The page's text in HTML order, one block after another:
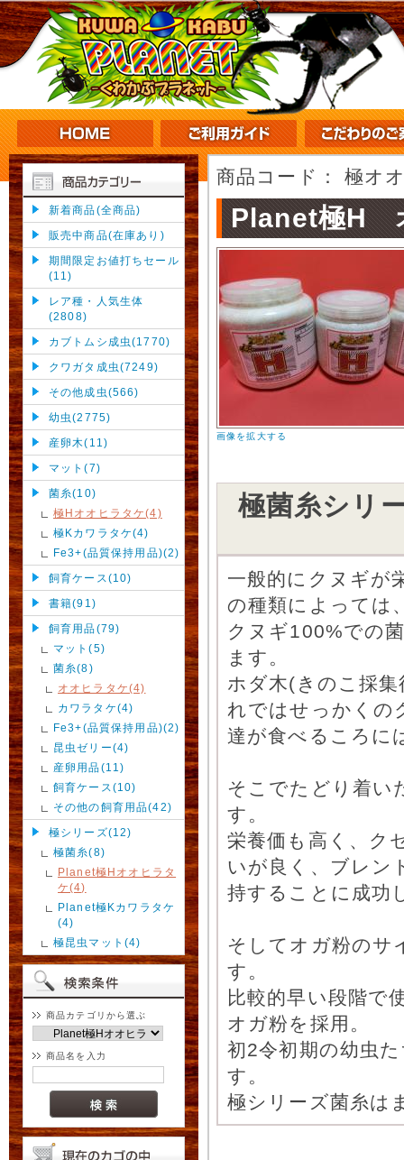
新着商品(全商品)
販売中商品(在庫あり)
期間限定お値打ちセール
(11)
レア種・人気生体
(2808)
カブトムシ成虫(1770)
クワガタ成虫(7249)
その他成虫(566)
幼虫(2775)
産卵木(11)
マット(7)
菌糸(10)
極Hオオヒラタケ(4)
極Kカワラタケ(4)
Fe3+(品質保持用品)(2)
飼育ケース(10)
書籍(91)
飼育用品(79)
マット(5)
菌糸(8)
オオヒラタケ(4)
カワラタケ(4)
Fe3+(品質保持用品)(2)
昆虫ゼリー(4)
産卵用品(11)
飼育ケース(10)
その他の飼育用品(42)
極シリーズ(12)
極菌糸(8)
Planet極Hオオヒラタ
ケ(4)
Planet極Kカワラタケ
(4)
極昆虫マット(4)
商品カテゴリから選ぶ
商品名を入力
商品コード：極オ
Planet極H
画像を拡大する
極菌糸シリ
一般的にクヌギが
の種類によっては
クヌギ100%での
ます。
ホダ木(きのこ採
れではせっかくの
達が食べるころに
そこでたどり着い
す。
栄養価も高く、ク
いが良く、ブレン
持することに成功
そしてオガ粉のサ
す。
比較的早い段階で
オガ粉を採用。
初2令初期の幼虫
す。
極シリーズ菌糸は